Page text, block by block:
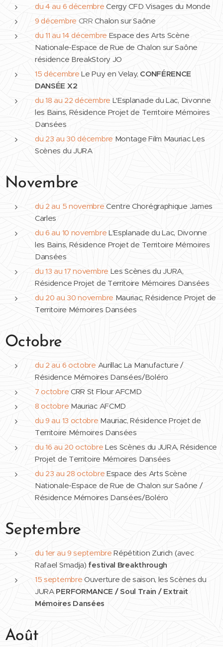
du 4 au 6 décembre Cergy CFD Visages du Monde
9 décembre CRR Chalon sur Saône
du 11 au 14 décembre Espace des Arts Scène
Nationale-Espace de Rue de Chalon sur Saône
résidence BreakStory JO
15 décembre Le Puy en Velay, CONFÉRENCE
DANSÉE X2
du 18 au 22 décembre L'Esplanade du Lac, Divonne
les Bains, Résidence Projet de Territoire Mémoires
Dansées
du 23 au 30 décembre Montage Film Mauriac Les
Scènes du JURA
Novembre
du 2 au 5 novembreCentre Chorégraphique James
Carles
du 6 au 10 novembre L'Esplanade du Lac, Divonne
les Bains, Résidence Projet de Territoire Mémoires
Dansées
du 13 au 17 novembre Les Scènes du JURA,
Résidence Projet de Territoire Mémoires Dansées
du 20 au 30 novembre Mauriac, Résidence Projet de
Territoire Mémoires Dansées
Octobre
du 2 au 6 octobre Aurillac La Manufacture /
Résidence Mémoires Dansées/Boléro
7 octobre CRR St Flour AFCMD
8 octobre Mauriac AFCMD
du 9 au 13 octobre Mauriac, Résidence Projet de
Territoire Mémoires Dansées
du 16 au 20 octobre Les Scènes du JURA, Résidence
Projet de Territoire Mémoires Dansées
du 23 au 28 octobre Espace des Arts Scène
Nationale-Espace de Rue de Chalon sur Saône /
Résidence Mémoires Dansées/Boléro
Septembre
du 1er au 9 septembre Répétition Zurich (avec
Rafael Smadja) festival Breakthrough
15 septembre Ouverture de saison, les Scènes du
JURA PERFORMANCE / Soul Train / Extrait
Mémoires Dansées
Août